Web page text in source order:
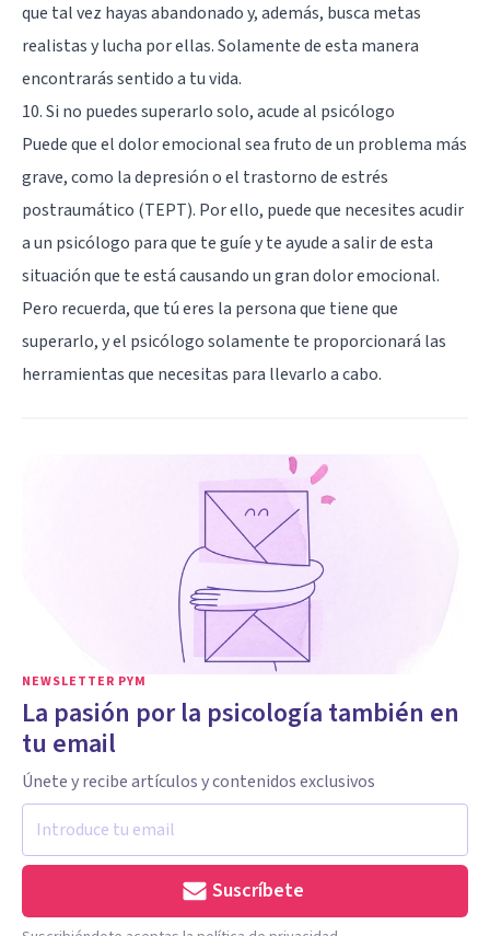
que tal vez hayas abandonado y, además, busca metas
realistas y lucha por ellas. Solamente de esta manera
encontrarás sentido a tu vida.
10. Si no puedes superarlo solo, acude al psicólogo
Puede que el dolor emocional sea fruto de un problema más
grave, como ladepresióno el trastorno de estrés
postraumático (TEPT). Por ello, puede que necesites acudir
a un psicólogo para que te guíe y te ayude a salir de esta
situación que te está causando un gran dolor emocional.
Pero recuerda, que tú eres la persona que tiene que
superarlo, y el psicólogo solamente te proporcionará las
herramientas que necesitas para llevarlo a cabo.
NEWSLETTER PYM
La pasión por la psicología también en
tu email
Únete y recibe artículos y contenidos exclusivos
Suscríbete